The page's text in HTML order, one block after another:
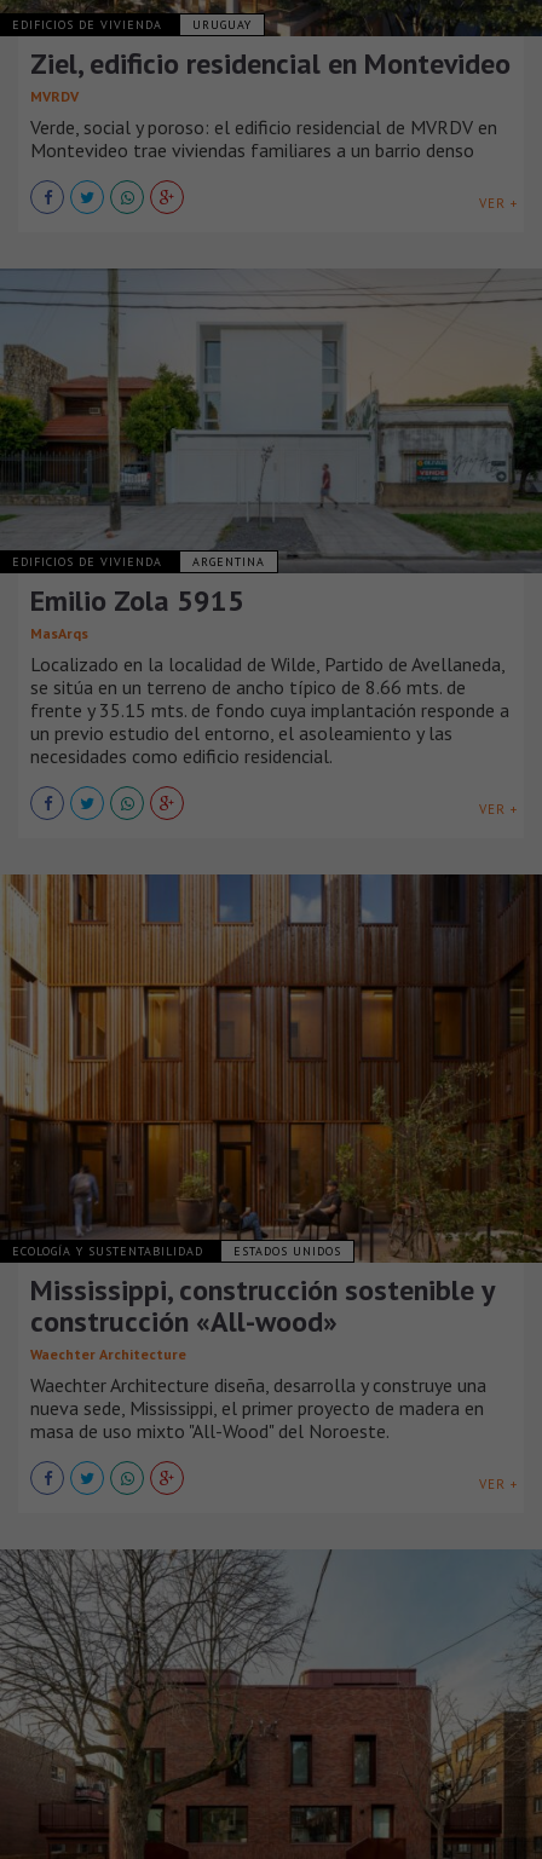
EDIFICIOS DE VIVIENDA URUGUAY
Ziel, edificio residencial en Montevideo
MVRDV
Verde, social y poroso: el edificio residencial de MVRDV en
Montevideo trae viviendas familiares a un barrio denso
VER +
EDIFICIOS DE VIVIENDA ARGENTINA
Emilio Zola 5915
MasArqs
Localizado en la localidad de Wilde, Partido de Avellaneda,
se sitúa en un terreno de ancho típico de 8.66 mts. de
frente y 35.15 mts. de fondo cuya implantación responde a
un previo estudio del entorno, el asoleamiento y las
necesidades como edificio residencial.
VER +
ECOLOGÍA Y SUSTENTABILIDAD ESTADOS UNIDOS
Mississippi, construcción sostenible y
construcción «All-wood»
Waechter Architecture
Waechter Architecture diseña, desarrolla y construye una
nueva sede, Mississippi, el primer proyecto de madera en
masa de uso mixto "All-Wood" del Noroeste.
VER +